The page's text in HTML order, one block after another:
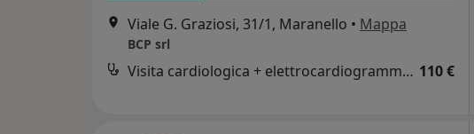
Viale G. Graziosi, 31/1, Maranello • Mappa
BCP srl
Visita cardiologica + elettrocardiogramma (ECG) 110 €